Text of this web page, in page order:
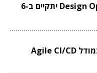
וובינר סינופסיס ל-Design Optimization יתקיים ב-6
וובינר סינופסיס לתכנון שבבים במודל Agile CI/CD